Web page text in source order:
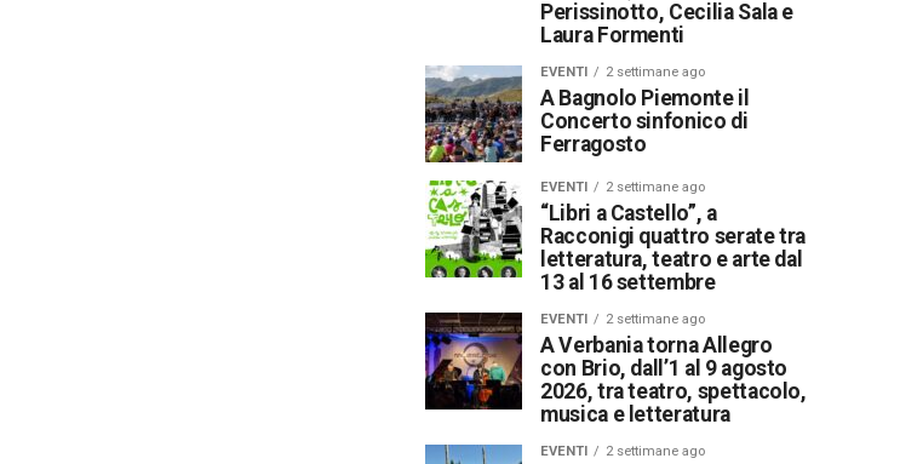
Perissinotto, Cecilia Sala e
Laura Formenti
EVENTI 2 settimane ago
A Bagnolo Piemonte il
Concerto sinfonico di
Ferragosto
EVENTI 2 settimane ago
“Libri a Castello”, a
Racconigi quattro serate tra
letteratura, teatro e arte dal
13 al 16 settembre
EVENTI 2 settimane ago
A Verbania torna Allegro
con Brio, dall’1 al 9 agosto
2026, tra teatro, spettacolo,
musica e letteratura
EVENTI 2 settimane ago